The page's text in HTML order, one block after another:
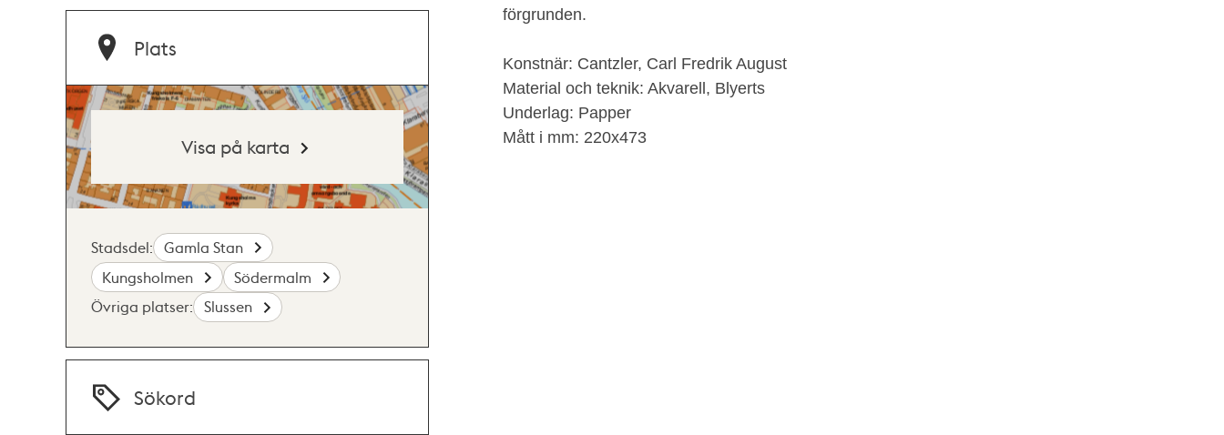
förgrunden.
Konstnär: Cantzler, Carl Fredrik August
Material och teknik: Akvarell, Blyerts
Underlag: Papper
Mått i mm: 220x473
Plats
Visa på karta
Stadsdel:
Gamla Stan
Kungsholmen
Södermalm
Övriga platser:
Slussen
Sökord